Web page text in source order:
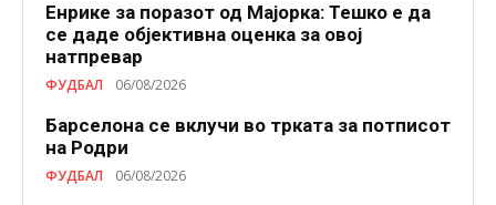
Енрике за поразот од Мајорка: Тешко е да
се даде објективна оценка за овој
натпревар
ФУДБАЛ 06/08/2026
Барселона се вклучи во трката за потписот
на Родри
ФУДБАЛ 06/08/2026